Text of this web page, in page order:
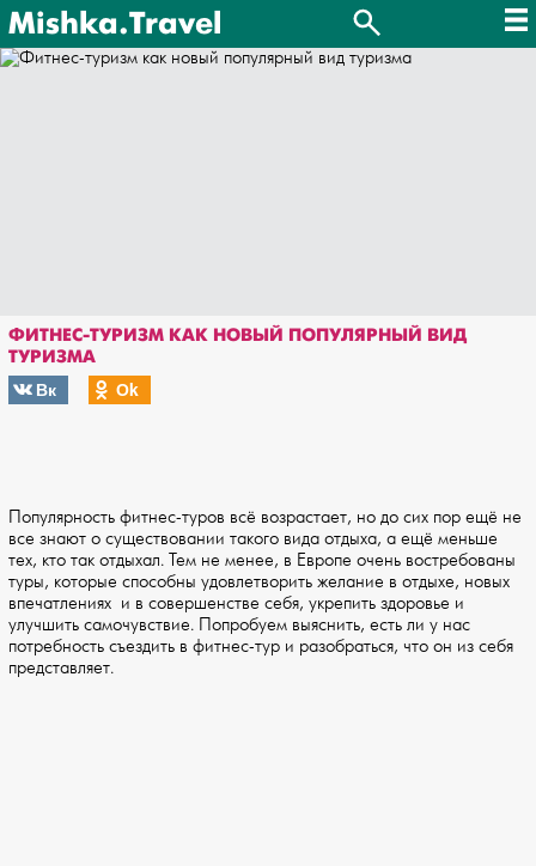
Mishka.Travel
ФИТНЕС-ТУРИЗМ КАК НОВЫЙ ПОПУЛЯРНЫЙ ВИД
ТУРИЗМА
Вк
Оk
Популярность фитнес-туров всё возрастает, но до сих пор ещё не
все знают о существовании такого вида отдыха, а ещё меньше
тех, кто так отдыхал. Тем не менее, в Европе очень востребованы
туры, которые способны удовлетворить желание в отдыхе, новых
впечатлениях и в совершенстве себя, укрепить здоровье и
улучшить самочувствие. Попробуем выяснить, есть ли у нас
потребность съездить в фитнес-тур и разобраться, что он из себя
представляет.